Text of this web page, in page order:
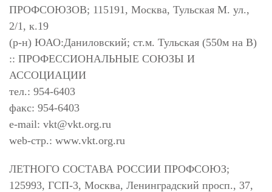
ПРОФСОЮЗОВ; 115191, Москва, Тульская М. ул.,
2/1, к.19
(р-н) ЮАО:Даниловский; ст.м. Тульская (550м на В)
:: ПРОФЕССИОНАЛЬНЫЕ СОЮЗЫ И
АССОЦИАЦИИ
тел.: 954-6403
факс: 954-6403
e-mail: vkt@vkt.org.ru
web-стр.: www.vkt.org.ru
ЛЕТНОГО СОСТАВА РОССИИ ПРОФСОЮЗ;
125993, ГСП-3, Москва, Ленинградский просп., 37,